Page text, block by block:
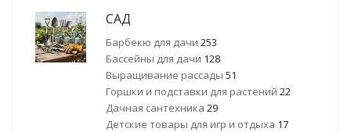
САД
Барбекю для дачи 253
Бассейны для дачи 128
Выращивание рассады 51
Горшки и подставки для растений 22
Дачная сантехника 29
Детские товары для игр и отдыха 17